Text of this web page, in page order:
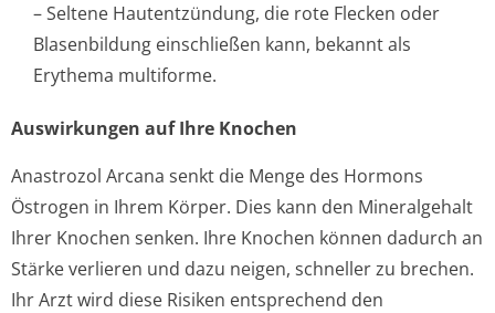
– Seltene Hautentzündung, die rote Flecken oder
Blasenbildung einschließen kann, bekannt als
Erythema multiforme.
Auswirkungen auf Ihre Knochen
Anastrozol Arcana senkt die Menge des Hormons
Östrogen in Ihrem Körper. Dies kann den Mineralgehalt
Ihrer Knochen senken. Ihre Knochen können dadurch an
Stärke verlieren und dazu neigen, schneller zu brechen.
Ihr Arzt wird diese Risiken entsprechend den